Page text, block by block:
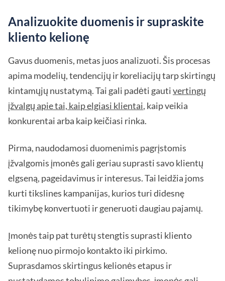
Analizuokite duomenis ir supraskite
kliento kelionę
Gavus duomenis, metas juos analizuoti. Šis procesas
apima modelių, tendencijų ir koreliacijų tarp skirtingų
kintamųjų nustatymą. Tai gali padėti gautivertingų
įžvalgų apie tai, kaip elgiasi klientai, kaip veikia
konkurentai arba kaip keičiasi rinka.
Pirma, naudodamosi duomenimis pagrįstomis
įžvalgomis įmonės gali geriau suprasti savo klientų
elgseną, pageidavimus ir interesus. Tai leidžia joms
kurti tikslines kampanijas, kurios turi didesnę
tikimybę konvertuoti ir generuoti daugiau pajamų.
Įmonės taip pat turėtų stengtis suprasti kliento
kelionę nuo pirmojo kontakto iki pirkimo.
Suprasdamos skirtingus kelionės etapus ir